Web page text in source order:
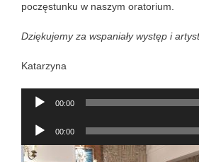
poczęstunku w naszym oratorium.
Dziękujemy za wspaniały występ i
Katarzyna
Odtwarzacz
plików
dźwiękowych
00:00
Odtwarzacz
plików
dźwiękowych
00:00